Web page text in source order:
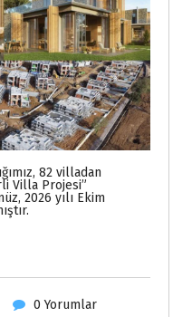
82 villadan
Villa Projesi”
2026 yılı Ekim
0 Yorumlar